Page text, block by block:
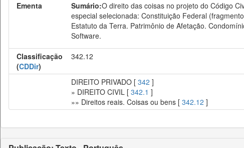
Ementa
Sumário:O direito das coisas no projeto do Código
especial selecionada: Constituição Federal
Estatuto da Terra. Patrimônio de Afetação.
Software.
Classificação
(CDDir)
342.12
DIREITO PRIVADO [ 342 ]
» DIREITO CIVIL [ 342.1 ]
»» Direitos reais. Coisas ou bens [ 342.12 ]